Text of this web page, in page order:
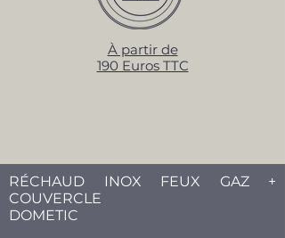
À partir de
190 Euros TTC
RÉCHAUD INOX FEUX GAZ +
COUVERCLE
DOMETIC